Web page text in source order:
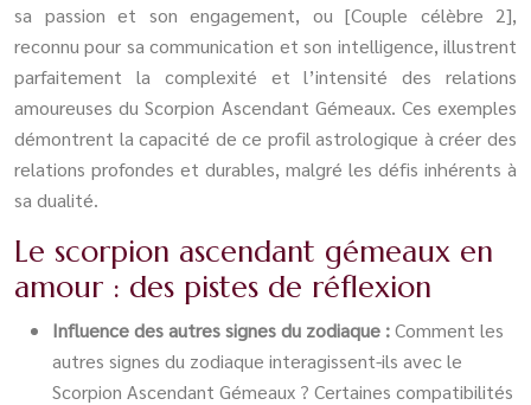
sa passion et son engagement, ou [Couple célèbre 2],
reconnu pour sa communication et son intelligence, illustrent
parfaitement la complexité et l’intensité des relations
amoureuses du Scorpion Ascendant Gémeaux. Ces exemples
démontrent la capacité de ce profil astrologique à créer des
relations profondes et durables, malgré les défis inhérents à
sa dualité.
Le scorpion ascendant gémeaux en
amour : des pistes de réflexion
Influence des autres signes du zodiaque :Comment les
autres signes du zodiaque interagissent-ils avec le
Scorpion Ascendant Gémeaux ? Certaines compatibilités